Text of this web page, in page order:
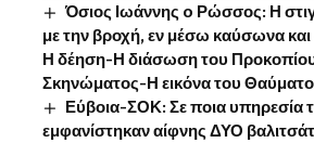
Όσιος Ιωάννης o Ρώσσος: Η
με την βροχή, εν μέσω καύσωνα
Η δέηση-Η διάσωση του Προκοπίου
Σκηνώματος-Η εικόνα του
Εύβοια-ΣΟΚ: Σε ποια υπηρεσία
εμφανίστηκαν αίφνης ΔΥΟ